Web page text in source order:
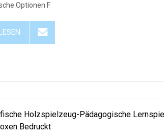
Optionen F
Holzspielzeug-Pädagogische
Bedruckt